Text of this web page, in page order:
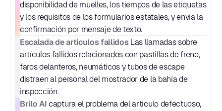
disponibilidad de muelles, los tiempos de las etiquetas
y los requisitos de los formularios estatales, y envía la
confirmación por mensaje de texto.
Escalada de artículos fallidos Las llamadas sobre
artículos fallidos relacionados con pastillas de freno,
faros delanteros, neumáticos y tubos de escape
distraen al personal del mostrador de la bahía de
inspección.
Brilo AI captura el problema del artículo defectuoso,